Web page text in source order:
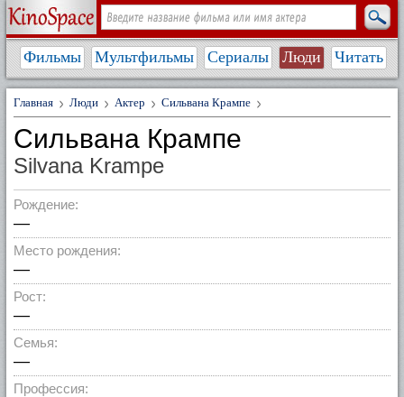
Фильмы Мультфильмы Сериалы Люди Читать
Главная Люди Актер Сильвана Крампе
Сильвана Крампе
Silvana Krampe
Рождение:
—
Место рождения:
—
Рост:
—
Семья:
—
Профессия: